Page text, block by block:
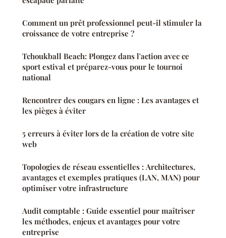
Comment un prêt professionnel peut-il stimuler la
croissance de votre entreprise ?
Tchoukball Beach: Plongez dans l'action avec ce
sport estival et préparez-vous pour le tournoi
national
Rencontrer des cougars en ligne : Les avantages et
les pièges à éviter
5 erreurs à éviter lors de la création de votre site
web
Topologies de réseau essentielles : Architectures,
avantages et exemples pratiques (LAN, MAN) pour
optimiser votre infrastructure
Audit comptable : Guide essentiel pour maîtriser
les méthodes, enjeux et avantages pour votre
entreprise